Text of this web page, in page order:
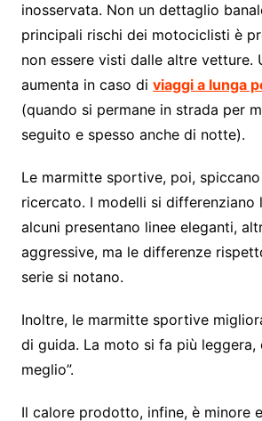
inosservata. Non un dettaglio
principali rischi dei motociclisti è
non essere visti dalle altre vetture.
aumenta in caso di viaggi a lunga
(quando si permane in strada per
seguito e spesso anche di notte).
Le marmitte sportive, poi,
ricercato. I modelli si differenziano
alcuni presentano linee eleganti,
aggressive, ma le differenze
serie si notano.
Inoltre, le marmitte sportive
di guida. La moto si fa più leggera,
meglio”.
Il calore prodotto, infine, è minore